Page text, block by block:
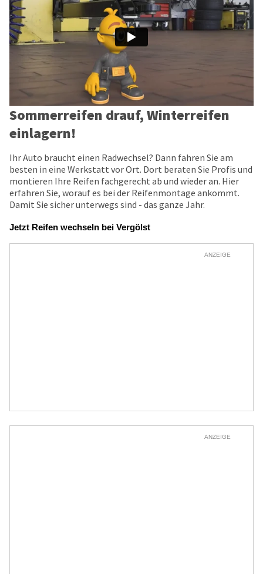
Sommerreifen drauf, Winterreifen
einlagern!
Ihr Auto braucht einen Radwechsel? Dann fahren Sie am
besten in eine Werkstatt vor Ort. Dort beraten Sie Profis und
montieren Ihre Reifen fachgerecht ab und wieder an. Hier
erfahren Sie, worauf es bei der Reifenmontage ankommt.
Damit Sie sicher unterwegs sind - das ganze Jahr.
Jetzt Reifen wechseln bei Vergölst
ANZEIGE
ANZEIGE